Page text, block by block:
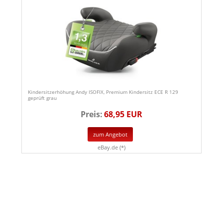
Kindersitzerhöhung Andy ISOFIX, Premium Kindersitz ECE R 129
geprüft grau
Preis:68,95 EUR
zum Angebot
eBay.de (*)